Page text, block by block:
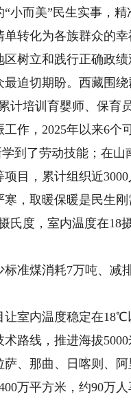
小而美”民生实事，
转化为各族群众的
树立和践行正确政绩
切期盼。西藏围绕
计培训育婴师、保育
，2025年以来6个
到了劳动技能；在
目，累计组织近
取暖保暖是民生刚
氏度，室内温度在18
煤消耗7万吨、减
内温度稳定在18℃
路线，推进海拔
那曲、日喀则、阿
万平方米，约90万人